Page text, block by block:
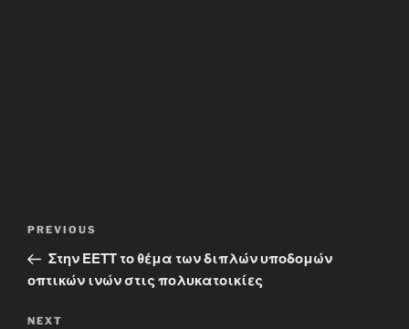
Previous
Post
PREVIOUS
Στην ΕΕΤΤ το θέμα των διπλών υποδομών
οπτικών ινών στις πολυκατοικίες
Next
NEXT